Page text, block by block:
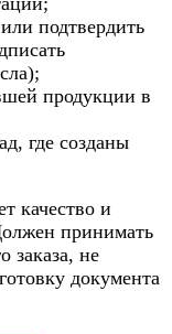
подтвердить
продукции в
где созданы
качество и
принимать
заказа, не
документа